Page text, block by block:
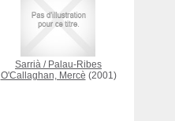
Sarrià / Palau-Ribes
O'Callaghan, Mercè (2001)